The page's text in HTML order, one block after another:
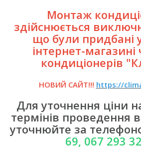
Монтаж
здійснюється
що були придбані
інтернет-магазині
кондиціонерів
НОВИЙ САЙТ!!! https://
Для уточнення ціни
термінів проведення
уточнюйте за
69, 067 293